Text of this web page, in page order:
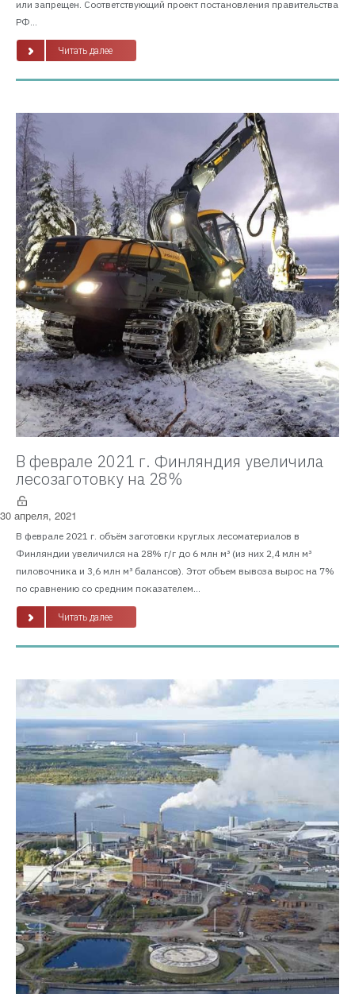
или запрещен. Соответствующий проект постановления правительства
РФ...
Читать далее
В феврале 2021 г. Финляндия увеличила
лесозаготовку на 28%
30 апреля, 2021
В феврале 2021 г. объём заготовки круглых лесоматериалов в
Финляндии увеличился на 28% г/г до 6 млн м³ (из них 2,4 млн м³
пиловочника и 3,6 млн м³ балансов). Этот объем вывоза вырос на 7%
по сравнению со средним показателем...
Читать далее